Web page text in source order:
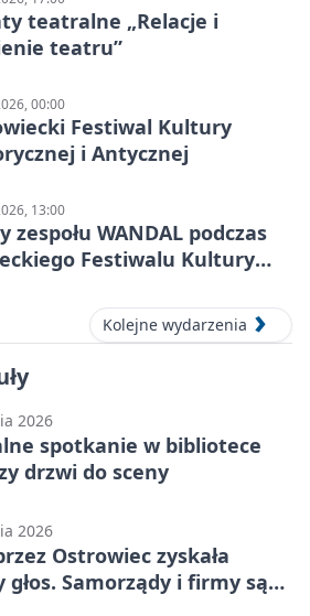
teatralne „Relacje i
teatru”
00:00
Festiwal Kultury
i Antycznej
13:00
zespołu WANDAL podczas
Festiwalu Kultury
Kolejne wydarzenia
2026
spotkanie w bibliotece
drzwi do sceny
2026
Ostrowiec zyskała
głos. Samorządy i firmy są